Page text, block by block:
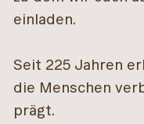
einladen.
Seit 225 Jahren
die Menschen
prägt.